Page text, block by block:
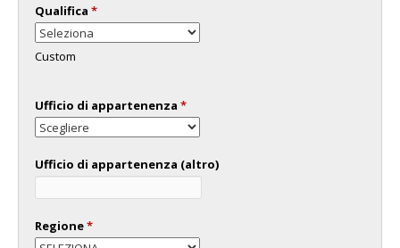
Qualifica *
Custom
Ufficio di appartenenza *
Ufficio di appartenenza (altro)
Regione*